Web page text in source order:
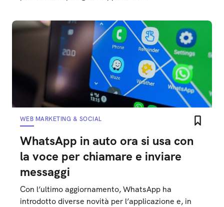
WEB MARKETING & SOCIAL
WhatsApp in auto ora si usa con
la voce per chiamare e inviare
messaggi
Con l’ultimo aggiornamento, WhatsApp ha
introdotto diverse novità per l’applicazione e, in